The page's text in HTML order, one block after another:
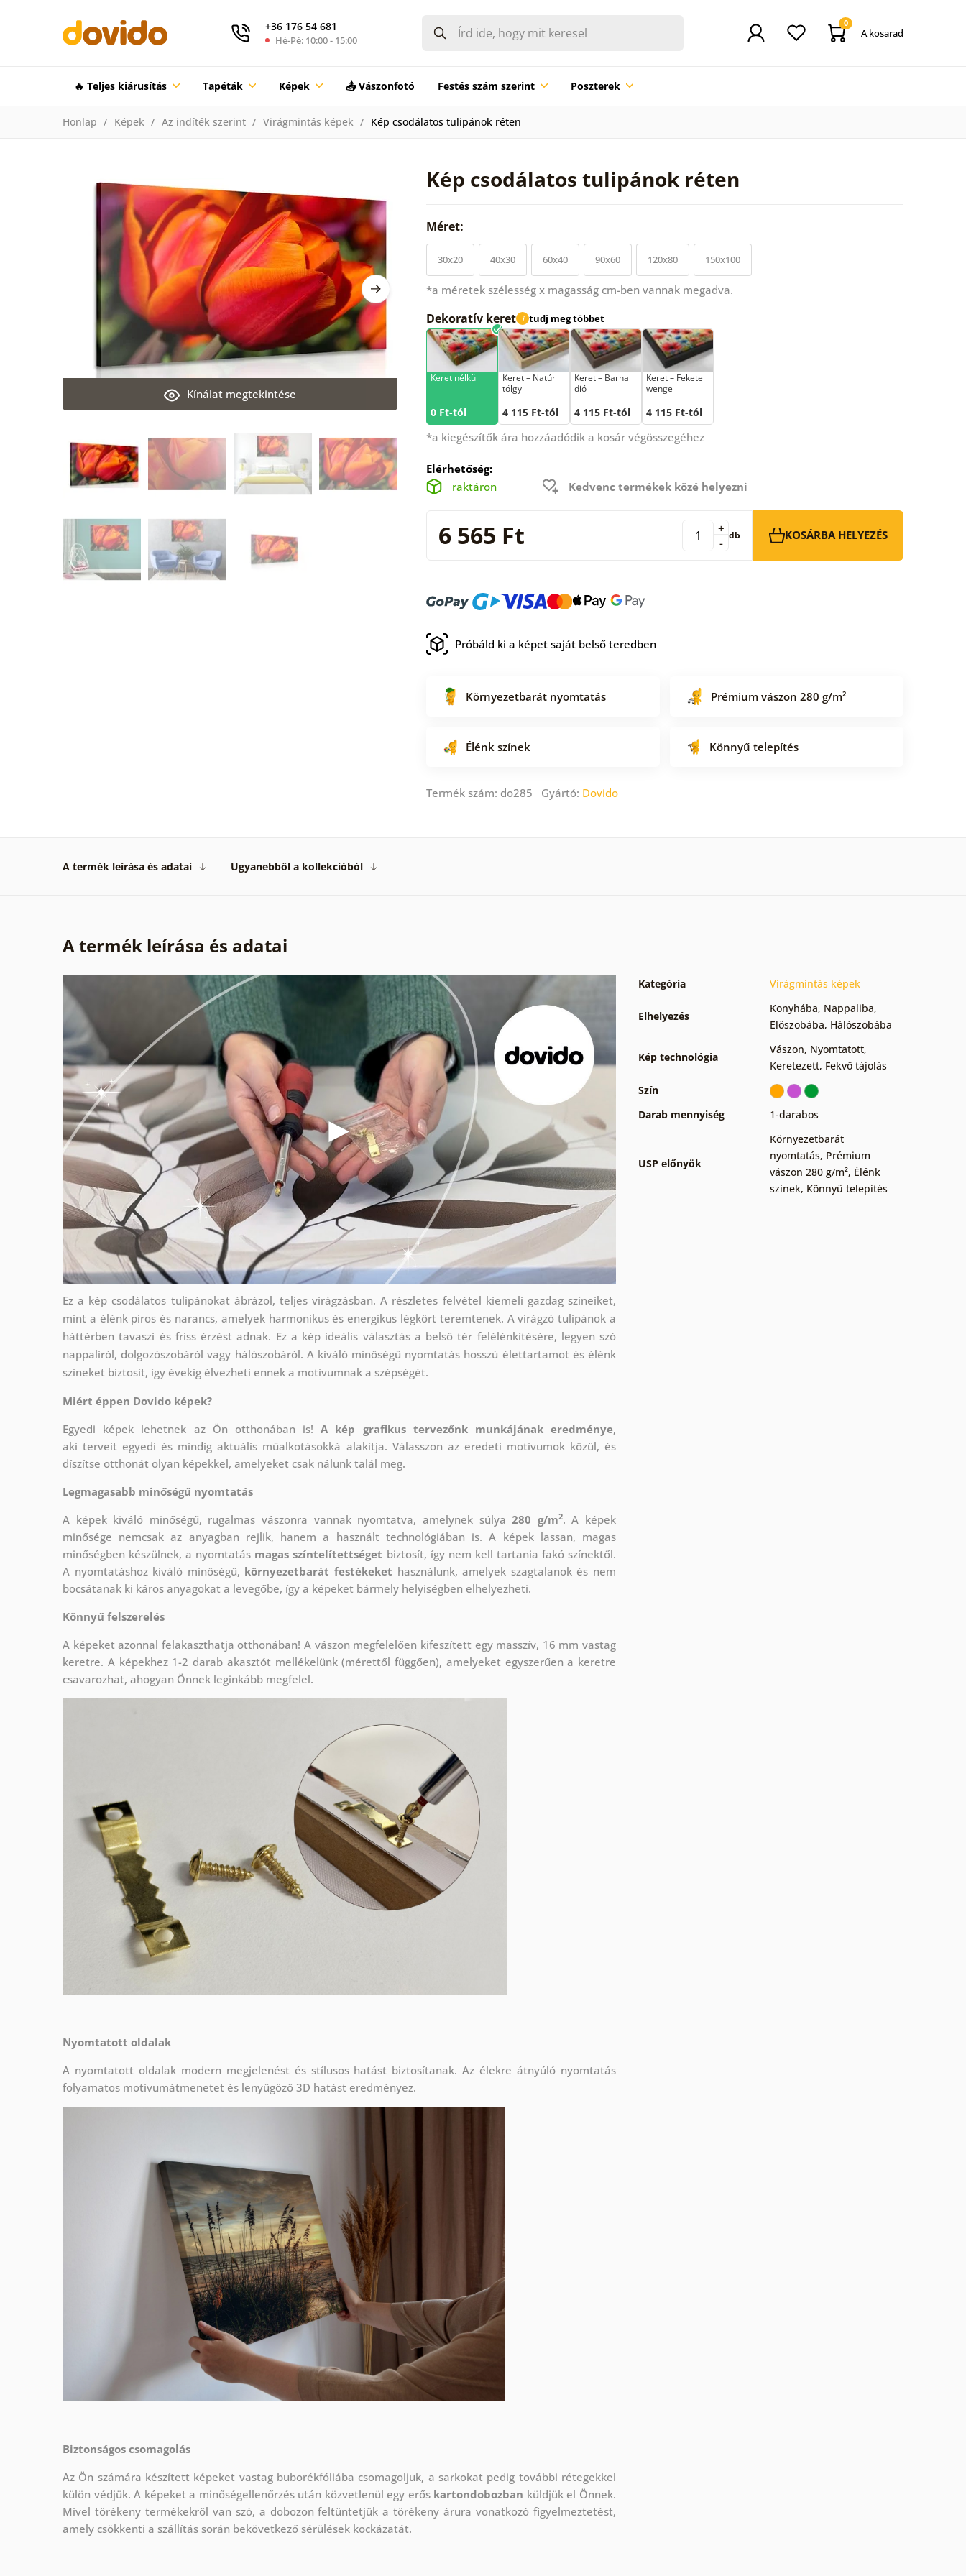
+36 176 54 681
Hé-Pé: 10:00 - 15:00
0
A kosarad
🔥 Teljes kiárusítás Tapéták Képek 📤 Vászonfotó Festés szám szerint Poszterek
Honlap Képek Az indíték szerint Virágmintás képek Kép csodálatos tulipánok réten
Kép csodálatos tulipánok réten
Kínálat megtekintése
Méret:
30x20 40x30 60x40 90x60 120x80 150x100
*a méretek szélesség x magasság cm-ben vannak megadva.
Dekoratív keret i tudj meg többet
Keret nélkül
0 Ft-tól
Keret – Natúr
tölgy
4 115 Ft-tól
Keret – Barna
dió
4 115 Ft-tól
Keret – Fekete
wenge
4 115 Ft-tól
*a kiegészítők ára hozzáadódik a kosár végösszegéhez
Elérhetőség:
raktáron
Kedvenc termékek közé helyezni
6 565 Ft -
+ db KOSÁRBA HELYEZÉS
Próbáld ki a képet saját belső teredben
Környezetbarát nyomtatás Prémium vászon 280 g/m²
Élénk színek Könnyű telepítés
Termék szám: do285 Gyártó: Dovido
A termék leírása és adatai Ugyanebből a kollekcióból
A termék leírása és adatai
Ez a kép csodálatos tulipánokat ábrázol, teljes virágzásban. A részletes felvétel kiemeli gazdag színeiket,
mint a élénk piros és narancs, amelyek harmonikus és energikus légkört teremtenek. A virágzó tulipánok a
háttérben tavaszi és friss érzést adnak. Ez a kép ideális választás a belső tér felélénkítésére, legyen szó
nappaliról, dolgozószobáról vagy hálószobáról. A kiváló minőségű nyomtatás hosszú élettartamot és élénk
színeket biztosít, így évekig élvezheti ennek a motívumnak a szépségét.
Miért éppen Dovido képek?
Egyedi képek lehetnek az Ön otthonában is!A kép grafikus tervezőnk munkájának eredménye,
akiterveit egyedi és mindig aktuális műalkotásokká alakítja. Válasszon az eredeti motívumok közül, és
díszítse otthonát olyan képekkel, amelyeket csak nálunk talál meg.
Legmagasabb minőségű nyomtatás
A képek kiváló minőségű, rugalmas vászonra vannak nyomtatva, amelynek súlya280 g/m2. A képek
minősége nemcsak az anyagban rejlik, hanem a használt technológiában is. A képek lassan, magas
minőségben készülnek, a nyomtatás magas színtelítettséget biztosít, így nem kell tartania fakó színektől.
A nyomtatáshoz kiváló minőségű, környezetbarát festékeket használunk, amelyek szagtalanok és nem
bocsátanak ki káros anyagokat a levegőbe, így a képeket bármely helyiségben elhelyezheti.
Könnyű felszerelés
A képeket azonnal felakaszthatja otthonában! A vászon megfelelően kifeszített egy masszív, 16 mm vastag
keretre. A képekhez 1-2 darab akasztót mellékelünk (mérettől függően), amelyeket egyszerűen a keretre
csavarozhat, ahogyan Önnek leginkább megfelel.
Nyomtatott oldalak
A nyomtatott oldalak modern megjelenést és stílusos hatást biztosítanak. Az élekre átnyúló nyomtatás
folyamatos motívumátmenetet és lenyűgöző 3D hatást eredményez.
Biztonságos csomagolás
Az Ön számára készített képeket vastag buborékfóliába csomagoljuk, a sarkokat pedig további rétegekkel
külön védjük.A képeket a minőségellenőrzés után közvetlenül egy erős kartondobozban küldjük el Önnek.
Mivel törékeny termékekről van szó, a dobozon feltüntetjük a törékeny árura vonatkozó figyelmeztetést,
amely csökkenti a szállítás során bekövetkező sérülések kockázatát.
Kategória Virágmintás képek
Elhelyezés
Konyhába, Nappaliba,
Előszobába, Hálószobába
Kép technológia
Vászon, Nyomtatott,
Keretezett, Fekvő tájolás
Szín
Darab mennyiség
1-darabos
USP előnyök
Környezetbarát
nyomtatás, Prémium
vászon 280 g/m², Élénk
színek, Könnyű telepítés